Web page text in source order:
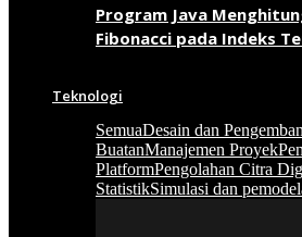
Program Java
Fibonacci pada Indeks
Teknologi
SemuaDesain dan
BuatanManajemen Proyek
PlatformPengolahan Citra
StatistikSimulasi dan